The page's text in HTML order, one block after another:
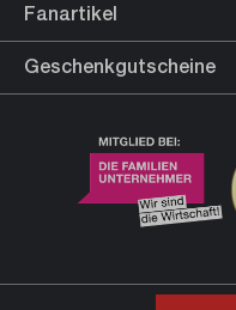
Fanartikel
Geschenkgutscheine